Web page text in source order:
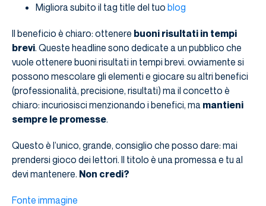
Migliora subito il tag title del tuo blog
Il beneficio è chiaro: ottenere buoni risultati in tempi
brevi. Queste headline sono dedicate a un pubblico che
vuole ottenere buoni risultati in tempi brevi. ovviamente si
possono mescolare gli elementi e giocare su altri benefici
(professionalità, precisione, risultati) ma il concetto è
chiaro: incuriosisci menzionando i benefici, ma mantieni
sempre le promesse.
Questo è l’unico, grande, consiglio che posso dare: mai
prendersi gioco dei lettori. Il titolo è una promessa e tu al
devi mantenere. Non credi?
Fonte immagine